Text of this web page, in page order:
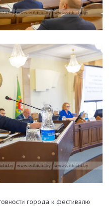
города к фестивалю